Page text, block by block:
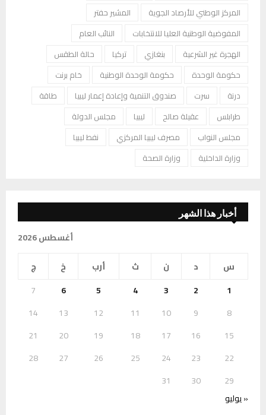
المركز الوطني للأرصاد الجوية
المشير حفتر
المفوضية الوطنية العليا للانتخابات
النائب العام
الهجرة غير الشرعية
بنغازي تركيا
حالة الطقس
حكومة الوحدة
حكومة الوحدة الوطنية
خام برنت
درنة
سرت صندوق التنمية وإعادة إعمار ليبيا
طاقة
طرابلس
عقيلة صالح ليبيا
مجلس الدولة
مجلس النواب
مصرف ليبيا المركزي
نفط ليبيا
وزارة الداخلية
وزارة الصحة
أخبار هذا الشهر
أغسطس 2026
س
د ن ث أرب خ
ج
1
2
3
4
5
6
7
8
9
10
11
12
13
14
15
16
17
18
19
20
21
22
23
24
25
26
27
28
29
30
31
« يوليو